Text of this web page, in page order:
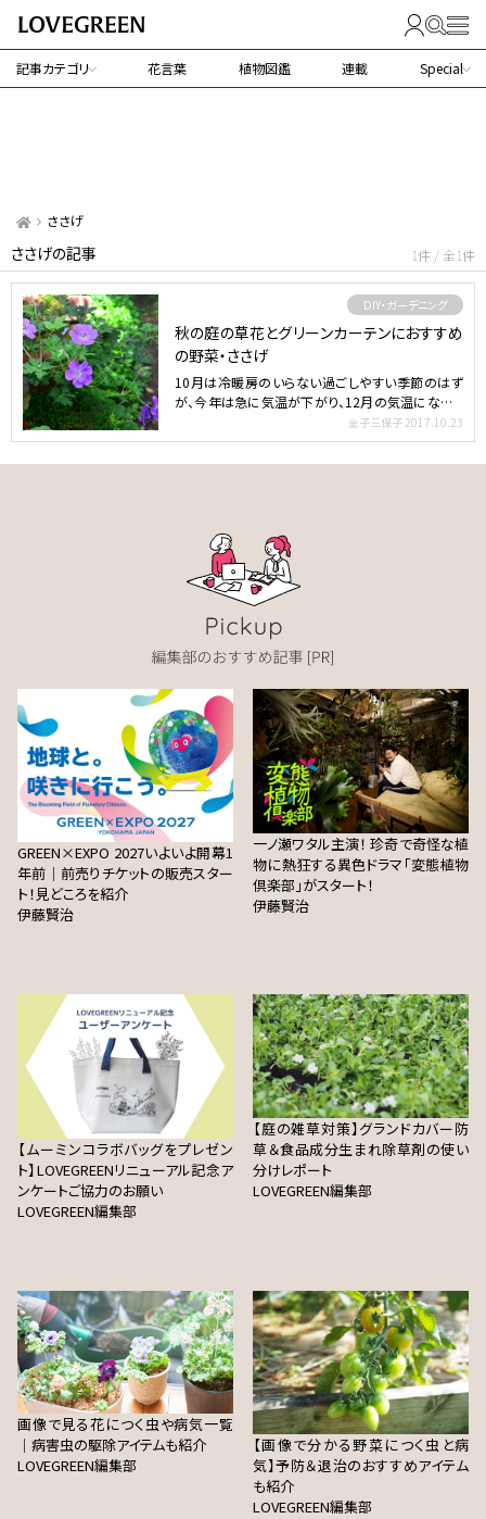
記事カテゴリ 花言葉 植物図鑑 連載 Special
ささげ
ささげの記事 1件 / 全1件
DIY・ガーデニング
秋の庭の草花とグリーンカーテンにおすすめ
の野菜・ささげ
10月は冷暖房のいらない過ごしやすい季節のはず
が、今年は急に気温が下がり、12月の気温になった
金子三保子 2017.10.23
GREEN×EXPO 2027いよいよ開幕1
年前｜前売りチケットの販売スター
ト！見どころを紹介
伊藤賢治
一ノ瀬ワタル主演！ 珍奇で奇怪な植
物に熱狂する異色ドラマ「変態植物
倶楽部」がスタート！
伊藤賢治
【ムーミンコラボバッグをプレゼン
ト】LOVEGREENリニューアル記念ア
ンケートご協力のお願い
LOVEGREEN編集部
【庭の雑草対策】グランドカバー防
草＆食品成分生まれ除草剤の使い
分けレポート
LOVEGREEN編集部
画像で見る花につく虫や病気一覧
｜病害虫の駆除アイテムも紹介
LOVEGREEN編集部
【画像で分かる野菜につく虫と病
気】予防＆退治のおすすめアイテム
も紹介
LOVEGREEN編集部